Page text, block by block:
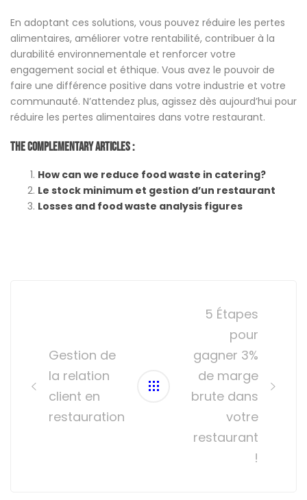
En adoptant ces solutions, vous pouvez réduire les pertes
alimentaires, améliorer votre rentabilité, contribuer à la
durabilité environnementale et renforcer votre
engagement social et éthique. Vous avez le pouvoir de
faire une différence positive dans votre industrie et votre
communauté. N’attendez plus, agissez dès aujourd’hui pour
réduire les pertes alimentaires dans votre restaurant.
The Complementary Articles :
How can we reduce food waste in catering?
Le stock minimum et gestion d’un restaurant
Losses and food waste analysis figures
Gestion de
la relation
client en
restauration
5 Étapes
pour
gagner 3%
de marge
brute dans
votre
restaurant
!